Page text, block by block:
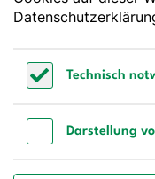
E-Mail:
[socialLinksTitle]
Bestellen Sie
Technisch
Darstellung